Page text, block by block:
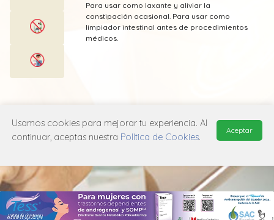
Para usar como laxante y aliviar la
constipación ocasional. Para usar como
limpiador intestinal antes de procedimientos
médicos.
Casen Recordati publicada en el Vademecum
Farmacéutico Edifarm (ISBN: 9798281009201)
MANUAL DE USUARIO
Usamos cookies para mejorar tu experiencia. Al
continuar, aceptas nuestra Política de Cookies.
Aceptar